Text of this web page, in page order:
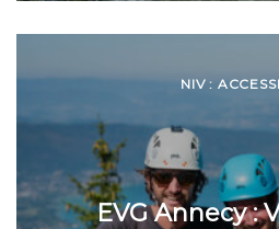
NIV :
EVG Annecy :